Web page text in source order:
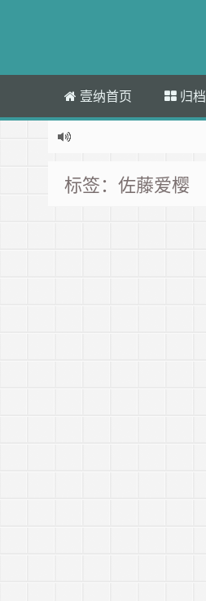
壹纳首页 归档
标签：佐藤爱樱